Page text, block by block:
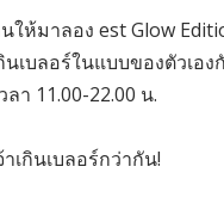
ห้มาลอง est Glow
บลอร์ในแบบของตัวเอง
า 11.00-22.00 น.
เกินเบลอร์กว่ากัน!